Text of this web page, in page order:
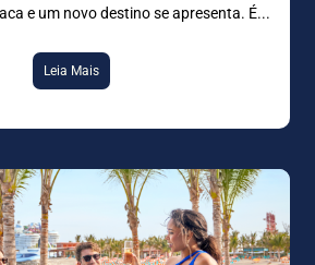
e um novo destino se apresenta. É
Leia Mais